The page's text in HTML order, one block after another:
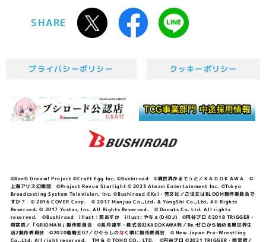
SHARE
プライバシーポリシー クッキーポリシー
©BanG Dream! Project ©Craft Egg Inc. ©Bushiroad ©異世界かるてっと／ＫＡＤＯＫＡＷＡ ©
上海アリス幻樂団 ©Project Revue Starlight © 2023 Ateam Entertainment Inc. ©Tokyo
Broadcasting System Television, Inc. ©Bushiroad ©Koi・芳文社／ご注文はBLOOM製作委員会で
すか？ © 2016 COVER Corp. © 2017 Manjuu Co.,Ltd. & YongShi Co.,Ltd. All Rights
Reserved. © 2017 Yostar, Inc. All Rights Reserved. © Donuts Co. Ltd. All rights
reserved. ©Bushiroad illust：西あすか illust: やちぇ(D4DJ) ©円谷プロ ©2018 TRIGGER・
雨宮哲／「GRIDMAN」製作委員会 ©長月達平・株式会社KADOKAWA刊／Re:ゼロから始める異世界生
活2製作委員会 ©2020竜騎士07／ひぐらしのなく頃に製作委員会 © New Japan Pro-Wrestling
Co.,Ltd. All right reserved. TM & © TOHO CO., LTD. ©円谷プロ ©2021 TRIGGER・雨宮哲／